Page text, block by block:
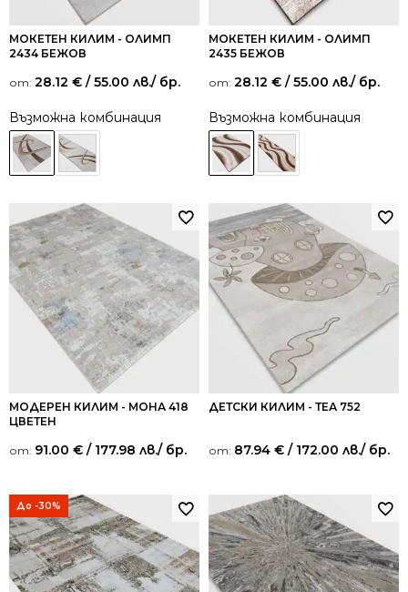
МОКЕТЕН КИЛИМ - ОЛИМП
2434 БЕЖОВ
от: 28.12 € / 55.00 лв./ бр.
Възможна комбинация
МОКЕТЕН КИЛИМ - ОЛИМП
2435 БЕЖОВ
от: 28.12 € / 55.00 лв./ бр.
Възможна комбинация
МОДЕРЕН КИЛИМ - МОНА 418
ЦВЕТЕН
от: 91.00 € / 177.98 лв./ бр.
ДЕТСКИ КИЛИМ - ТЕА 752
от: 87.94 € / 172.00 лв./ бр.
До -30%